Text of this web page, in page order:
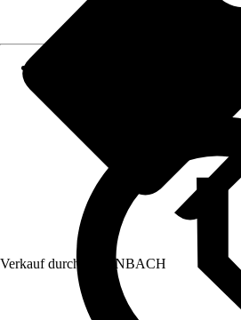
Verkauf durch: HORNBACH